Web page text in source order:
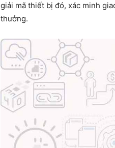
giải mã thiết bị đó, xác minh
thưởng.